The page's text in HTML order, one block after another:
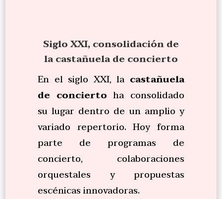
Siglo XXI, consolidación de
la castañuela de concierto
En el siglo XXI, la castañuela
de concierto ha consolidado
su lugar dentro de un amplio y
variado repertorio. Hoy forma
parte de programas de
concierto, colaboraciones
orquestales y propuestas
escénicas innovadoras.